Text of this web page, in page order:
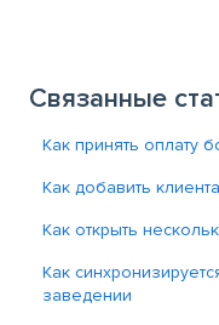
Связанные
Как принять оплату
Как добавить
Как открыть
Как
заведении